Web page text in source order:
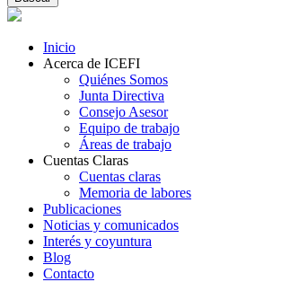
Inicio
Acerca de ICEFI
Quiénes Somos
Junta Directiva
Consejo Asesor
Equipo de trabajo
Áreas de trabajo
Cuentas Claras
Cuentas claras
Memoria de labores
Publicaciones
Noticias y comunicados
Interés y coyuntura
Blog
Contacto